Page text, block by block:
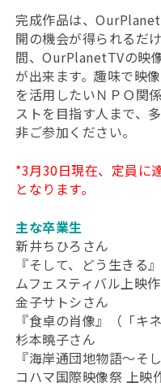
完成作品は、
開の機会が得られるだ
間、OurPlanetTVの映
が出来ます。趣味で映
を活用したいＮＰＯ関
ストを目指す人まで、
非ご参加ください。
*3月30日現在、定員に
となります。
主な卒業生
新井ちひろさん
『そして、どう生きる
ムフェスティバル上映作
金子サトシさん
『食卓の肖像』（「キ
杉本曉子さん
『海岸通団地物語～そ
コハマ国際映像祭 上映